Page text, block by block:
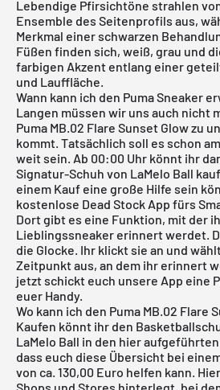
Lebendige Pfirsichtöne strahlen
Ensemble des Seitenprofils aus,
Merkmal einer schwarzen
Füßen finden sich, weiß, grau und
farbigen Akzent entlang einer
und Lauffläche.
Wann kann ich den Puma Sneaker
Langen müssen wir uns auch nicht
Puma MB.02 Flare Sunset Glow zu
kommt. Tatsächlich soll es schon
weit sein. Ab 00:00 Uhr könnt ihr
Signatur-Schuh von LaMelo Ball
einem Kauf eine große Hilfe sein
kostenlose Dead Stock App fürs
Dort gibt es eine Funktion, mit der
Lieblingssneaker erinnert werdet.
die Glocke. Ihr klickt sie an und
Zeitpunkt aus, an dem ihr erinnert
jetzt schickt euch unsere App eine
euer Handy.
Wo kann ich den Puma MB.02 Flare
Kaufen könnt ihr den
LaMelo Ball in den hier
dass euch diese Übersicht bei
von ca. 130,00 Euro helfen kann.